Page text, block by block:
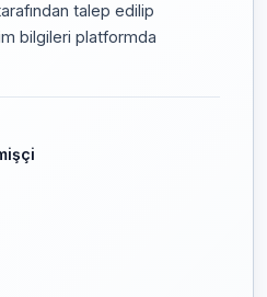
talep edilip
bilgileri platformda